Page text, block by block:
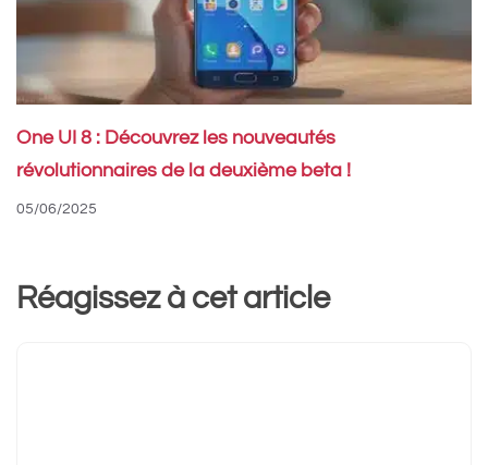
One UI 8 : Découvrez les nouveautés
révolutionnaires de la deuxième beta !
05/06/2025
Réagissez à cet article